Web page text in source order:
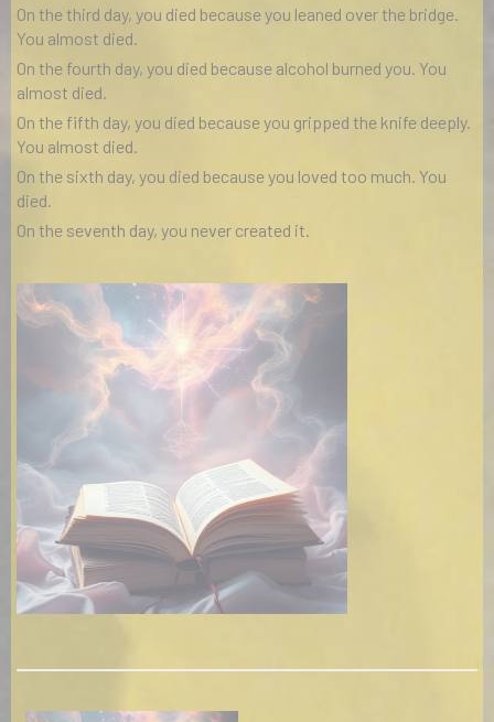
On the third day, you died because you leaned over the bridge.
You almost died.
On the fourth day, you died because alcohol burned you. You
almost died.
On the fifth day, you died because you gripped the knife deeply.
You almost died.
On the sixth day, you died because you loved too much. You
died.
On the seventh day, you never created it.